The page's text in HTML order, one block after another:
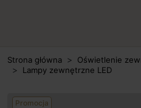
Strona główna
Oświetlenie
Lampy zewnętrzne LED
Promocja